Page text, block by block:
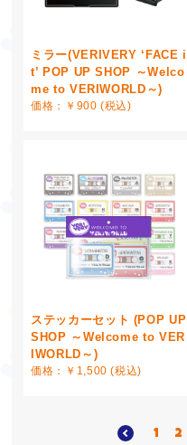
ミラー(VERIVERY ‘FACE i
t’ POP UP SHOP ～Welco
me to VERIWORLD～)
価格：￥900 (税込)
ステッカーセット (POP UP
SHOP ～Welcome to VER
IWORLD～)
価格：￥1,500 (税込)
1 2